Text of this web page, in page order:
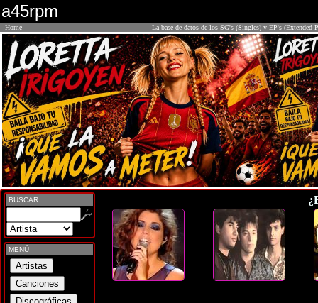
a45rpm
Home La base de datos de los SG's (Singles) y EP's (Extended
BUSCAR
MENÚ